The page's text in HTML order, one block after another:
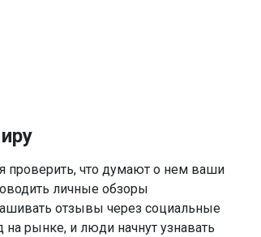
проверить, что думают о нем ваши
личные обзоры
отзывы через социальные
на рынке, и люди начнут узнавать
Content
Of Editable Templates For